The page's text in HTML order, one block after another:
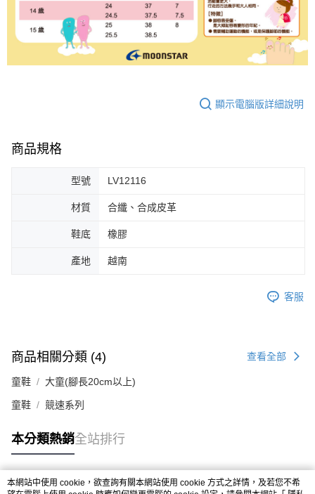
顯示電腦版詳細說明
商品規格
型號 LV12116
材質 合纖、合成皮革
鞋底 橡膠
產地 越南
客服
商品相關分類 (4) 查看全部
童鞋 大童(腳長20cm以上)
童鞋 競速系列
本分類熱銷全站排行
本網站中使用 cookie，欲查詢有關本網站使用 cookie 方式之詳情，及若您不希